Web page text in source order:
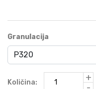
Granulacija
Količina:
+